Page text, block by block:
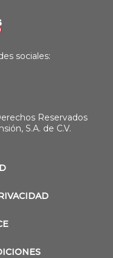
sociales:
Reservados
S.A. de C.V.